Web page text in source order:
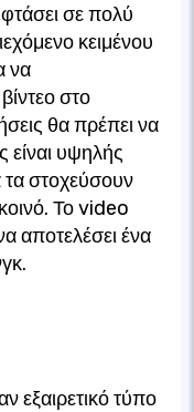
φτάσει σε πολύ
κειμένου
να
στο
θα πρέπει να
είναι υψηλής
τα στοχεύσουν
Το video
αποτελέσει ένα
εξαιρετικό τύπο